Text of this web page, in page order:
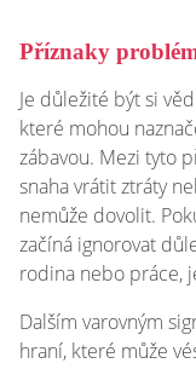
Příznaky
Je důležité být si
které mohou
zábavou. Mezi tyto
snaha vrátit ztráty
nemůže dovolit.
začíná ignorovat
rodina nebo práce,
Dalším varovným
hraní, které může